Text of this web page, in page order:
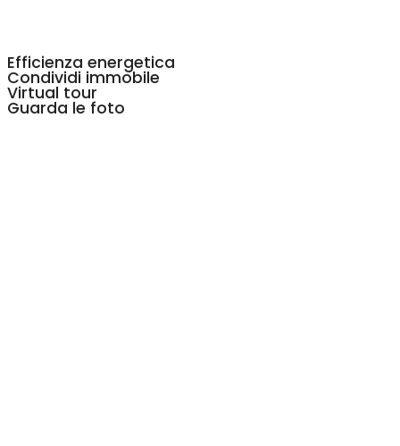
Efficienza energetica
Condividi immobile
Virtual tour
Guarda le foto